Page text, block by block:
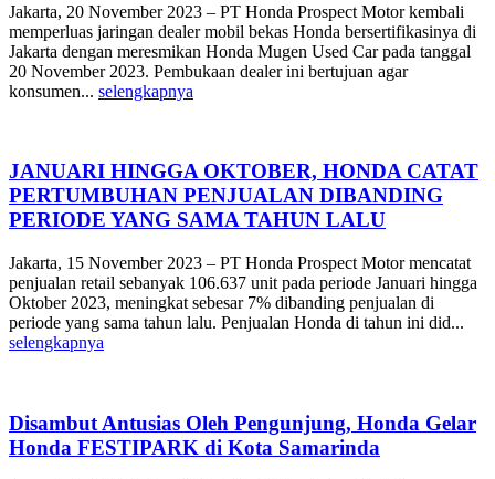
Jakarta, 20 November 2023 – PT Honda Prospect Motor kembali
memperluas jaringan dealer mobil bekas Honda bersertifikasinya di
Jakarta dengan meresmikan Honda Mugen Used Car pada tanggal
20 November 2023. Pembukaan dealer ini bertujuan agar
konsumen... selengkapnya
JANUARI HINGGA OKTOBER, HONDA CATAT
PERTUMBUHAN PENJUALAN DIBANDING
PERIODE YANG SAMA TAHUN LALU
Jakarta, 15 November 2023 – PT Honda Prospect Motor mencatat
penjualan retail sebanyak 106.637 unit pada periode Januari hingga
Oktober 2023, meningkat sebesar 7% dibanding penjualan di
periode yang sama tahun lalu. Penjualan Honda di tahun ini did...
selengkapnya
Disambut Antusias Oleh Pengunjung, Honda Gelar
Honda FESTIPARK di Kota Samarinda